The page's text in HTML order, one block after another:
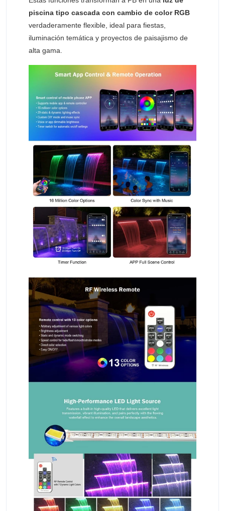
piscina tipo cascada con cambio de color RGB
verdaderamente flexible, ideal para fiestas,
iluminación temática y proyectos de paisajismo de
alta gama.